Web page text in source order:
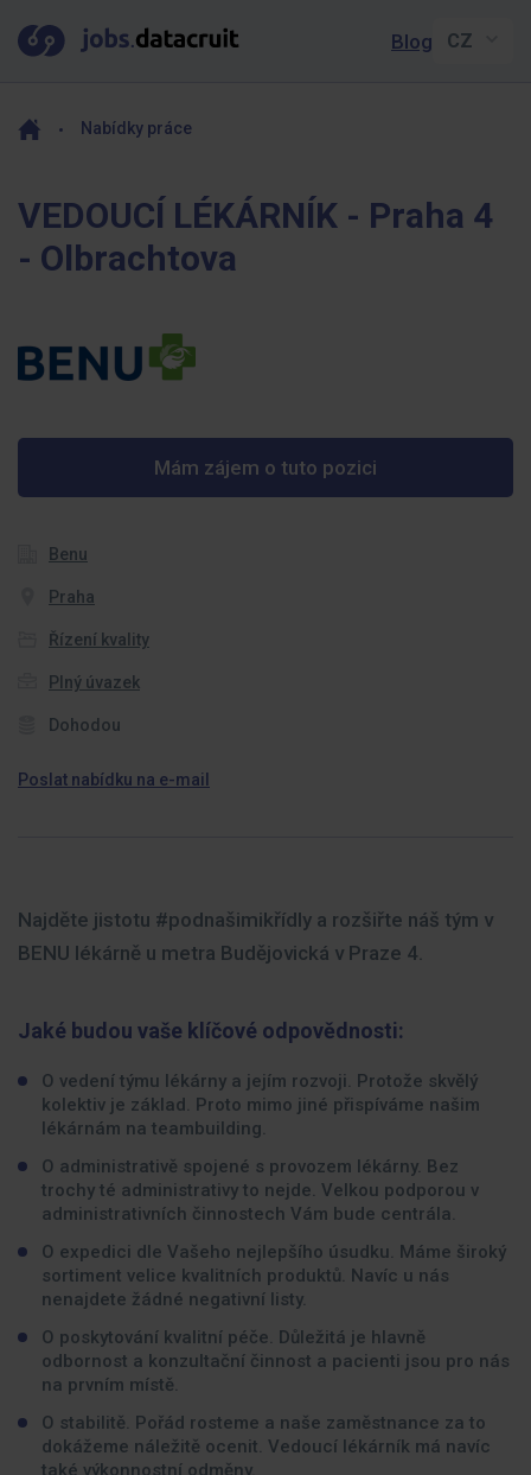
Blog
Nabídky práce
VEDOUCÍ LÉKÁRNÍK - Praha 4
- Olbrachtova
Mám zájem o tuto pozici
Benu
Praha
Řízení kvality
Plný úvazek
Dohodou
Poslat nabídku na e-mail
Najděte jistotu #podnašimikřídly a rozšiřte náš tým v
BENU lékárně u metra Budějovická v Praze 4.
Jaké budou vaše klíčové odpovědnosti:
O vedení týmu lékárny a jejím rozvoji. Protože skvělý
kolektiv je základ. Proto mimo jiné přispíváme našim
lékárnám na teambuilding.
O administrativě spojené s provozem lékárny. Bez
trochy té administrativy to nejde. Velkou podporou v
administrativních činnostech Vám bude centrála.
O expedici dle Vašeho nejlepšího úsudku. Máme široký
sortiment velice kvalitních produktů. Navíc u nás
nenajdete žádné negativní listy.
O poskytování kvalitní péče. Důležitá je hlavně
odbornost a konzultační činnost a pacienti jsou pro nás
na prvním místě.
O stabilitě. Pořád rosteme a naše zaměstnance za to
dokážeme náležitě ocenit. Vedoucí lékárník má navíc
také výkonnostní odměny.